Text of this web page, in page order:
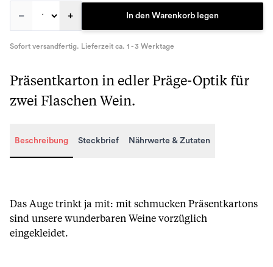
– + In den Warenkorb legen
Sofort versandfertig. Lieferzeit ca. 1 - 3 Werktage
Präsentkarton in edler Präge-Optik für
zwei Flaschen Wein.
Beschreibung Steckbrief Nährwerte & Zutaten
Das Auge trinkt ja mit: mit schmucken Präsentkartons
sind unsere wunderbaren Weine vorzüglich
eingekleidet.